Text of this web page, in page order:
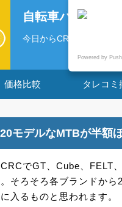
自転車パーツの
今日からCRCでGT、
価格比較 タレコミ
モデルなMTBが半額
でGT、Cube、FELT
そろそろ各ブランドか
入るものと思われます。
Powered by